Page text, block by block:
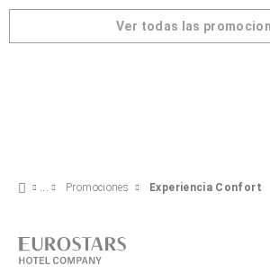
Ver todas las
Promociones Experiencia Confort